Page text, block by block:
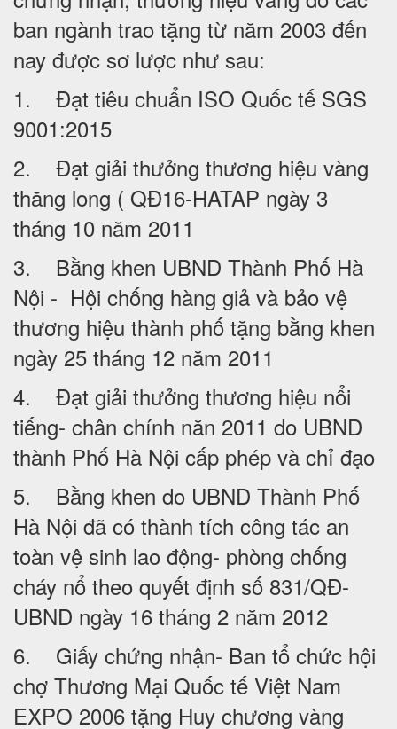
ban ngành trao tặng từ năm 2003 đến
nay được sơ lược như sau:
1. Đạt tiêu chuẩn ISO Quốc tế SGS
9001:2015
2. Đạt giải thưởng thương hiệu vàng
thăng long ( QĐ16-HATAP ngày 3
tháng 10 năm 2011
3. Bằng khen UBND Thành Phố Hà
Nội - Hội chống hàng giả và bảo vệ
thương hiệu thành phố tặng bằng khen
ngày 25 tháng 12 năm 2011
4. Đạt giải thưởng thương hiệu nổi
tiếng- chân chính năn 2011 do UBND
thành Phố Hà Nội cấp phép và chỉ đạo
5. Bằng khen do UBND Thành Phố
Hà Nội đã có thành tích công tác an
toàn vệ sinh lao động- phòng chống
cháy nổ theo quyết định số 831/QĐ-
UBND ngày 16 tháng 2 năm 2012
6. Giấy chứng nhận- Ban tổ chức hội
chợ Thương Mại Quốc tế Việt Nam
EXPO 2006 tặng Huy chương vàng